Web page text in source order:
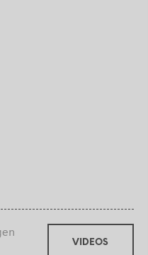
VIDEOS